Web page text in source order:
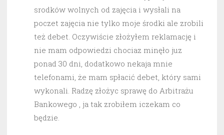
srodków wolnych od zajęcia i wysłali na
poczet zajęcia nie tylko moje środki ale zrobili
też debet. Oczywiście złożyłem reklamację i
nie mam odpowiedzi chociaz minęło juz
ponad 30 dni, dodatkowo nekaja mnie
telefonami, że mam spłacić debet, który sami
wykonali. Radzę złożyc sprawę do Arbitrażu
Bankowego , ja tak zrobiłem iczekam co
będzie.